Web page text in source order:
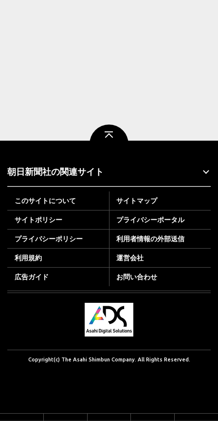
朝日新聞社の関連サイト
このサイトについて サイトマップ
サイトポリシー プライバシーポータル
プライバシーポリシー 利用者情報の外部送信
利用規約 運営会社
広告ガイド お問い合わせ
Copyright(c) The Asahi Shimbun Company. All Rights Reserved.